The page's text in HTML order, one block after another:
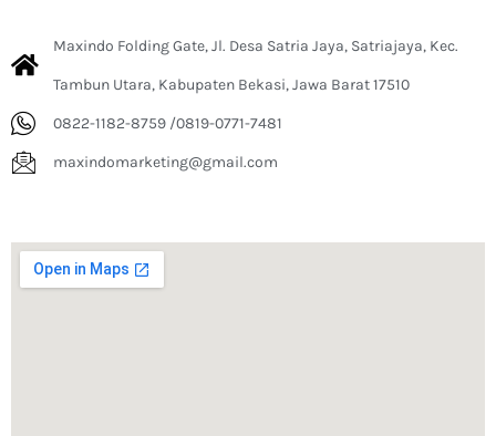
Maxindo Folding Gate, Jl. Desa Satria Jaya, Satriajaya, Kec.
Tambun Utara, Kabupaten Bekasi, Jawa Barat 17510
0822-1182-8759 /0819-0771-7481
maxindomarketing@gmail.com